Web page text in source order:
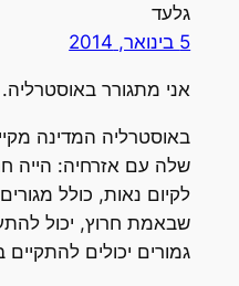
גלעד
אני מתגורר באוסטרליה.
באוסטרליה המדינה
שלה עם אזרחיה: הייה
לקיום נאות, כולל
שבאמת חרוץ, יכול
גמורים יכולים להתקיים